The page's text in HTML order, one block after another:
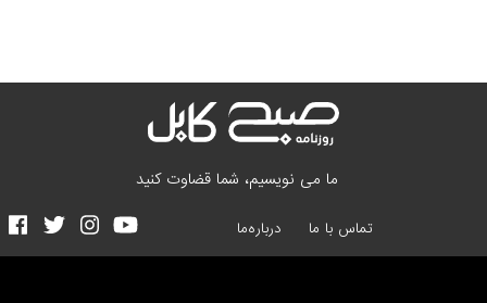
ما می نویسیم، شما قضاوت کنید
تماس با ما درباره‌ما